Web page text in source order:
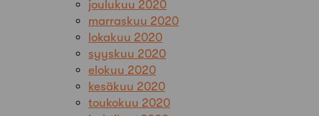
joulukuu 2020
marraskuu 2020
lokakuu 2020
syyskuu 2020
elokuu 2020
kesäkuu 2020
toukokuu 2020